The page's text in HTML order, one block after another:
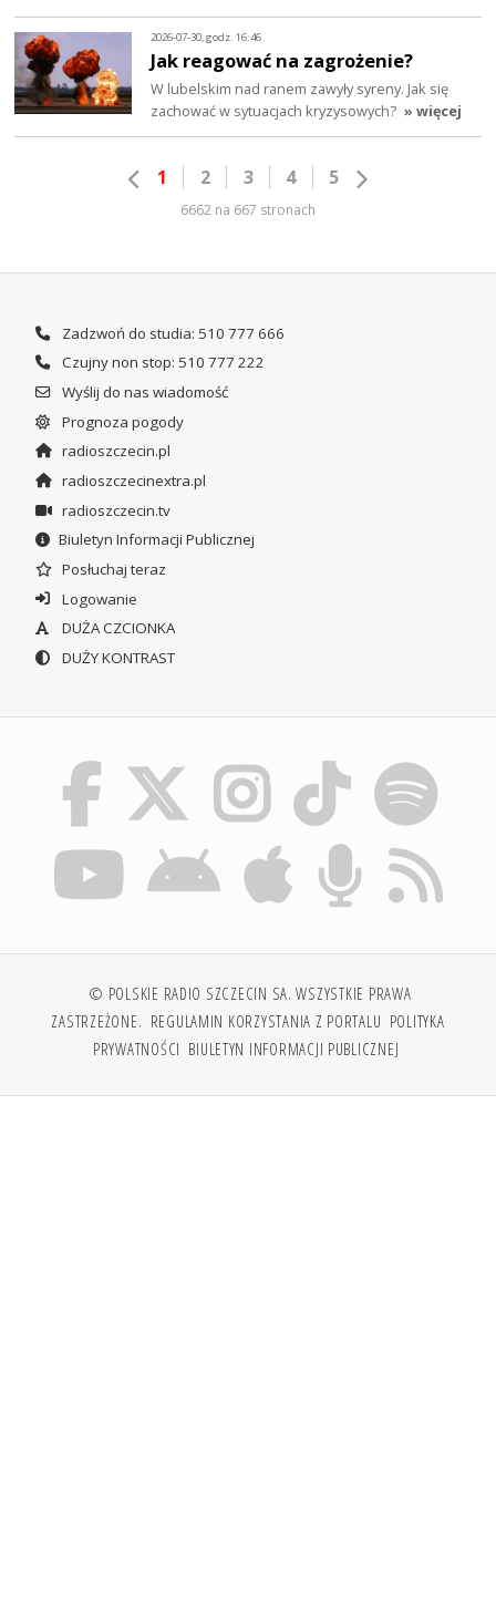
2026-07-30, godz. 16:46
Jak reagować na zagrożenie?
W lubelskim nad ranem zawyły syreny. Jak się
zachować w sytuacjach kryzysowych? » więcej
1 2 3 4 5
6662 na 667 stronach
Zadzwoń do studia: 510 777 666
Czujny non stop: 510 777 222
Wyślij do nas wiadomość
Prognoza pogody
radioszczecin.pl
radioszczecinextra.pl
radioszczecin.tv
Biuletyn Informacji Publicznej
Posłuchaj teraz
Logowanie
DUŻA CZCIONKA
DUŻY KONTRAST
© POLSKIE RADIO SZCZECIN SA. WSZYSTKIE PRAWA
ZASTRZEŻONE. REGULAMIN KORZYSTANIA Z PORTALU POLITYKA
PRYWATNOŚCI BIULETYN INFORMACJI PUBLICZNEJ